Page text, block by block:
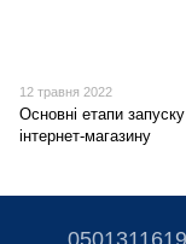
12 травня 2022
Основні етапи запуску
інтернет-магазину